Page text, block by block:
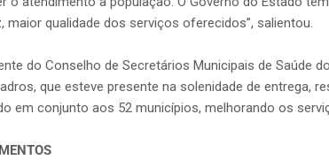
maior qualidade dos serviços oferecidos”, salientou.
do Conselho de Secretários Municipais de Saúde
que esteve presente na solenidade de entrega,
em conjunto aos 52 municípios, melhorando os